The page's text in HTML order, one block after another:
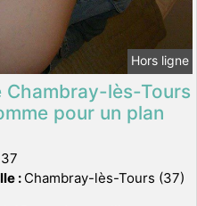
Hors ligne
Chambray-lès-Tours
pour un plan
: Chambray-lès-Tours (37)